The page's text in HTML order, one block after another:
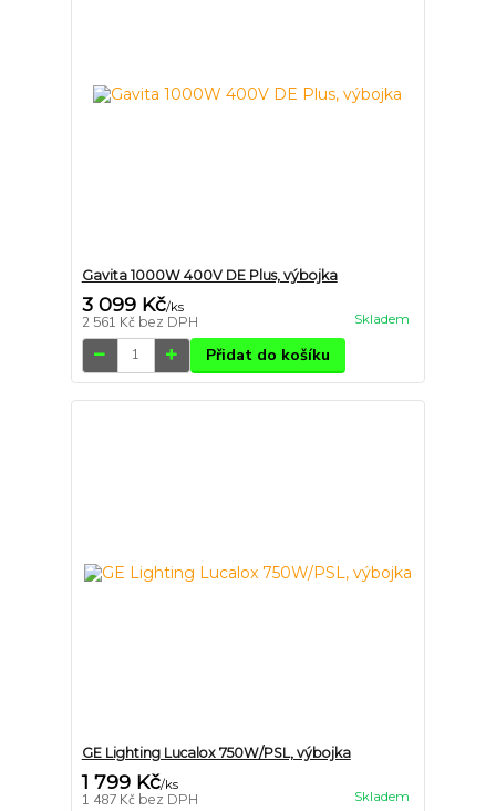
Gavita 1000W 400V DE Plus, výbojka
3 099 Kč/ks
2 561 Kč bez DPH Skladem
Přidat do košíku
GE Lighting Lucalox 750W/PSL, výbojka
1 799 Kč/ks
1 487 Kč bez DPH Skladem